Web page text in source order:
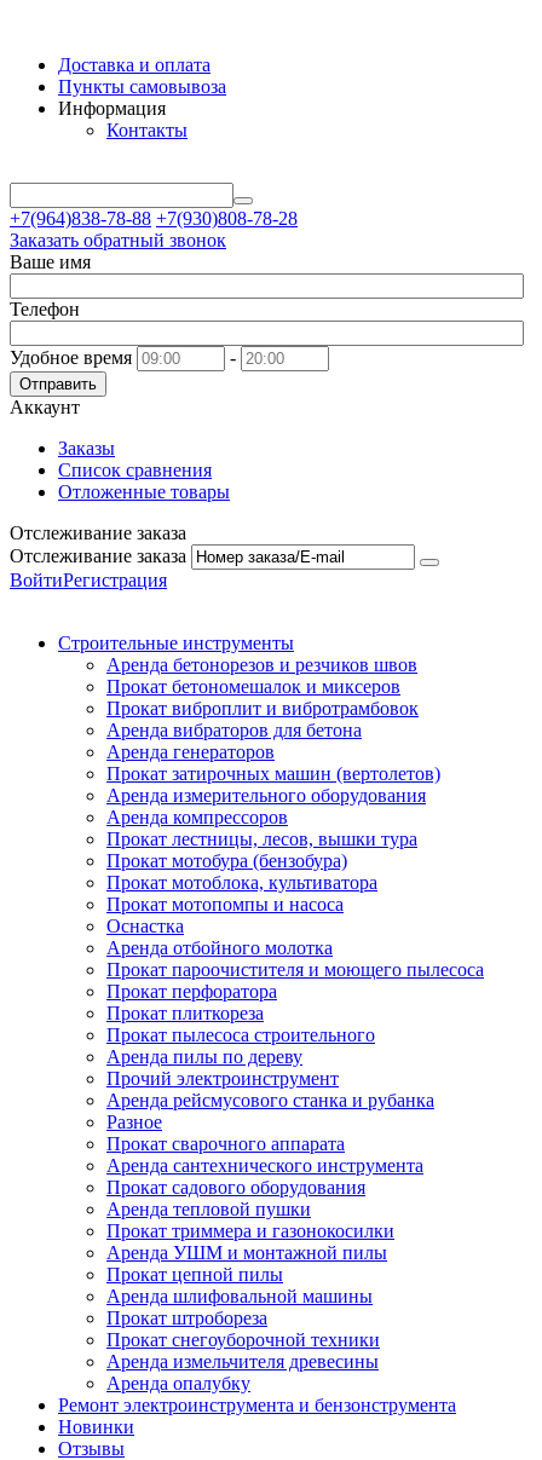
Доставка и оплата
Пункты самовывоза
Информация
Контакты
+7(964)838-78-88 +7(930)808-78-28
Заказать обратный звонок
Ваше имя
Телефон
Удобное время -
Отправить
Аккаунт
Заказы
Список сравнения
Отложенные товары
Отслеживание заказа
Отслеживание заказа
ВойтиРегистрация
Строительные инструменты
Аренда бетонорезов и резчиков швов
Прокат бетономешалок и миксеров
Прокат виброплит и вибротрамбовок
Аренда вибраторов для бетона
Аренда генераторов
Прокат затирочных машин (вертолетов)
Аренда измерительного оборудования
Аренда компрессоров
Прокат лестницы, лесов, вышки тура
Прокат мотобура (бензобура)
Прокат мотоблока, культиватора
Прокат мотопомпы и насоса
Оснастка
Аренда отбойного молотка
Прокат пароочистителя и моющего пылесоса
Прокат перфоратора
Прокат плиткореза
Прокат пылесоса строительного
Аренда пилы по дереву
Прочий электроинструмент
Аренда рейсмусового станка и рубанка
Разное
Прокат сварочного аппарата
Аренда сантехнического инструмента
Прокат садового оборудования
Аренда тепловой пушки
Прокат триммера и газонокосилки
Аренда УШМ и монтажной пилы
Прокат цепной пилы
Аренда шлифовальной машины
Прокат штробореза
Прокат снегоуборочной техники
Аренда измельчителя древесины
Аренда опалубку
Ремонт электроинструмента и бензонструмента
Новинки
Отзывы